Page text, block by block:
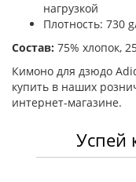
нагрузкой
Плотность: 730
Состав: 75% хлопок,
Кимоно для дзюдо
купить в наших
интернет-магазине.
Успей